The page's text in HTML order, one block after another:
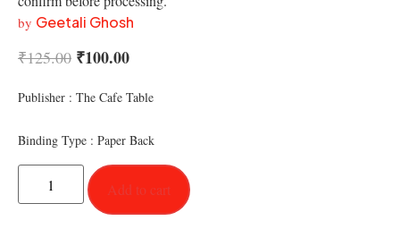
by Geetali Ghosh
₹125.00 ₹100.00
Publisher : The Cafe Table
Binding Type : Paper Back
Add to cart